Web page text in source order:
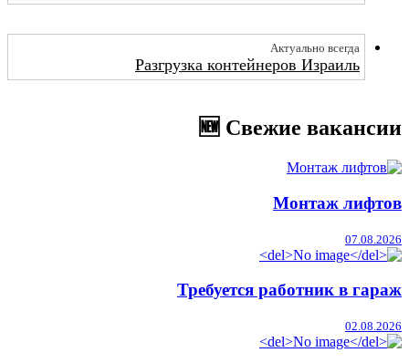
Актуально всегда
Разгрузка контейнеров Израиль
🆕 Свежие вакансии
Монтаж лифтов
07.08.2026
Требуется работник в гараж
02.08.2026